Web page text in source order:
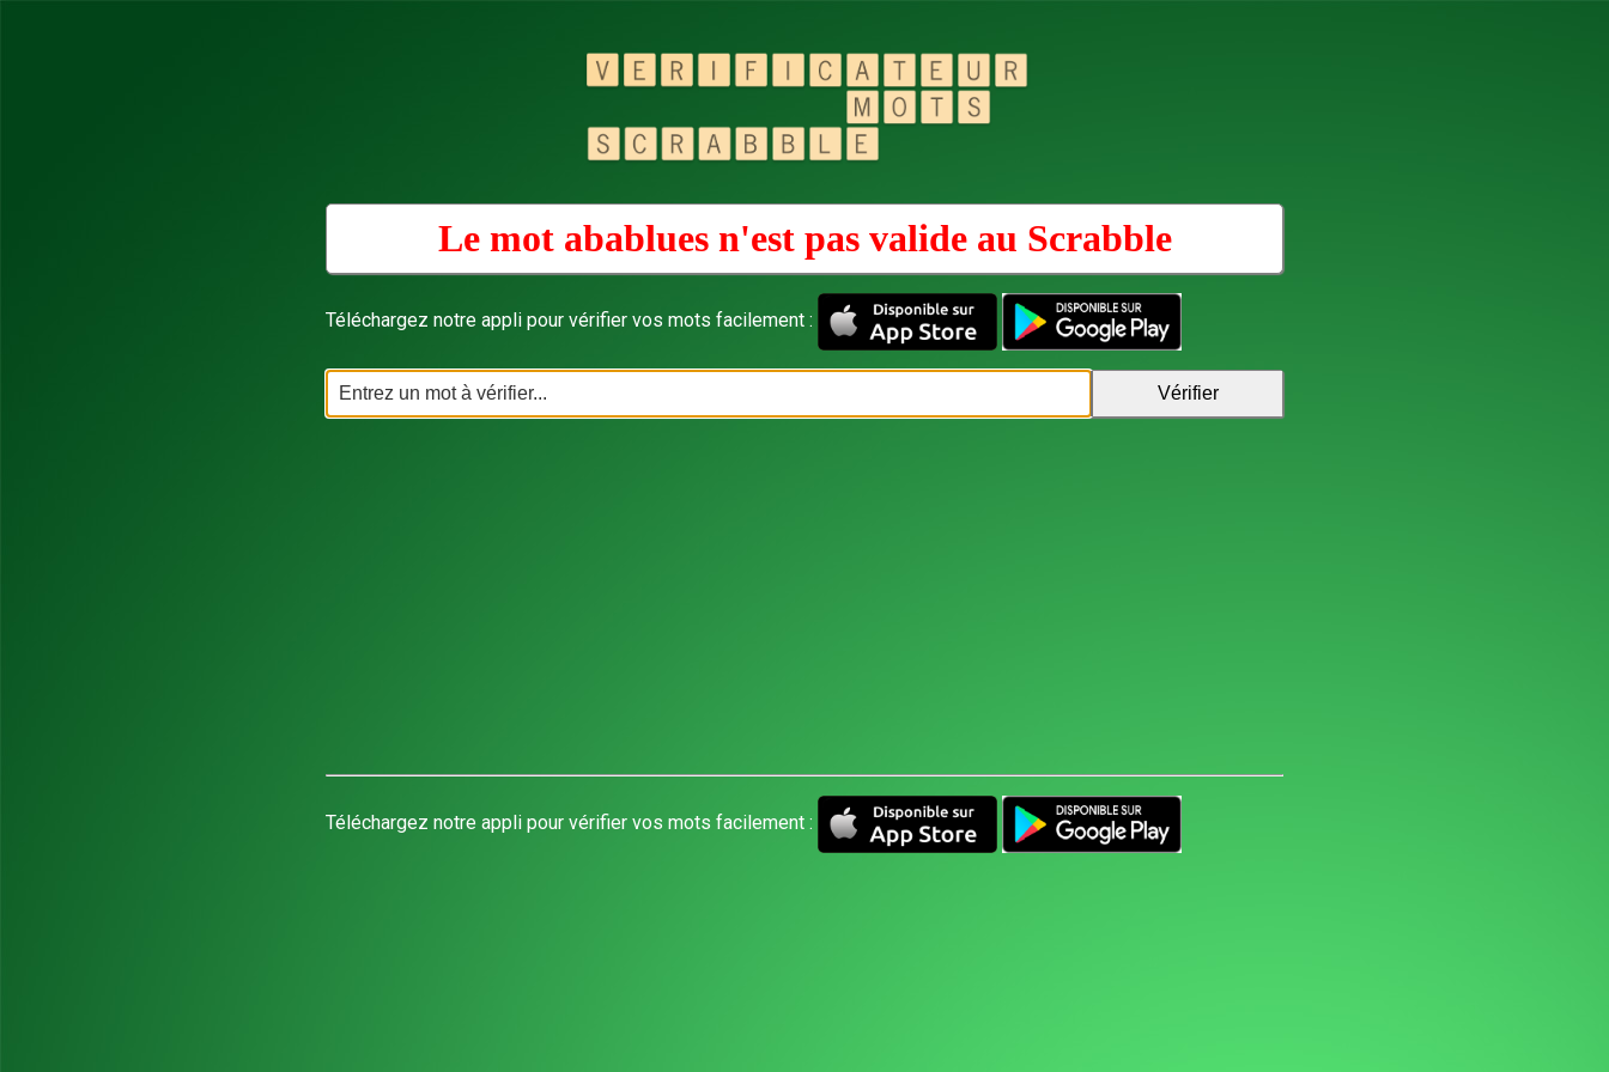
Le mot abablues n'est pas valide au Scrabble
Téléchargez notre appli pour vérifier vos mots facilement :
Téléchargez notre appli pour vérifier vos mots facilement :